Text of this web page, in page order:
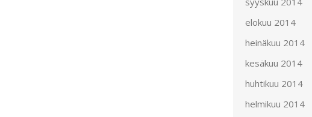
elokuu 2014
heinäkuu 2014
kesäkuu 2014
huhtikuu 2014
helmikuu 2014